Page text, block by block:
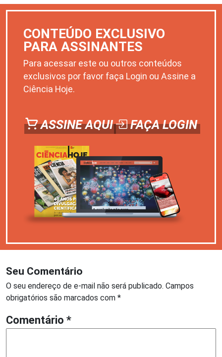
CONTEÚDO EXCLUSIVO
PARA ASSINANTES
Para acessar este ou outros conteúdos
exclusivos por favor faça Login ou Assine a
Ciência Hoje.
ASSINE AQUI FAÇA LOGIN
Seu Comentário
O seu endereço de e-mail não será publicado. Campos
obrigatórios são marcados com *
Comentário *